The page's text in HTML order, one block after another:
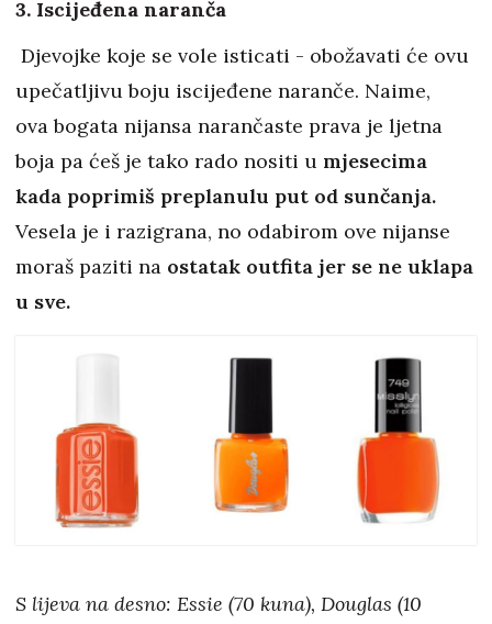
3. Iscijeđena naranča
Djevojke koje se vole isticati - obožavati će ovu
upečatljivu boju iscijeđene naranče. Naime,
ova bogata nijansa narančaste prava je ljetna
boja pa ćeš je tako rado nositi u mjesecima
kada poprimiš preplanulu put od sunčanja.
Vesela je i razigrana, no odabirom ove nijanse
moraš paziti na ostatak outfita jer se ne uklapa
u sve.
S lijeva na desno: Essie (70 kuna), Douglas (10